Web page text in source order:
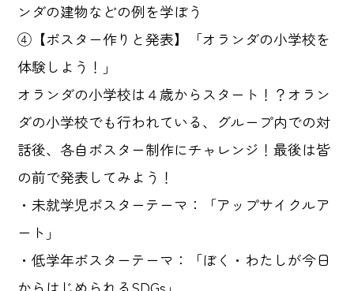
ンダの建物などの例を学ぼう
④【ポスター作りと発表】「オランダの小学校を
体験しよう！」
オランダの小学校は４歳からスタート！？オラン
ダの小学校でも行われている、グループ内での対
話後、各自ポスター制作にチャレンジ！最後は皆
の前で発表してみよう！
・未就学児ポスターテーマ：「アップサイクルア
ート」
・低学年ポスターテーマ：「ぼく・わたしが今日